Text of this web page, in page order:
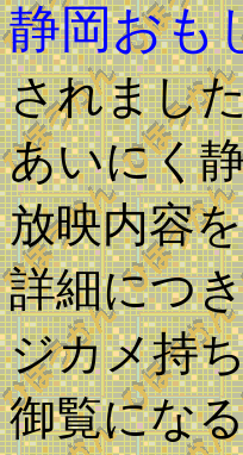
静岡おも
されまし
あいにく
放映内容
詳細につ
ジカメ持
御覧にな